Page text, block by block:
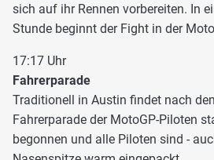
sich auf ihr Rennen vorbereiten. In
Stunde beginnt der Fight in der
17:17 Uhr
Fahrerparade
Traditionell in Austin findet nach
Fahrerparade der MotoGP-Piloten
begonnen und alle Piloten sind -